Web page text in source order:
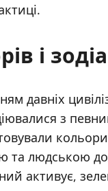
і
давніх
з
та людською
активує,